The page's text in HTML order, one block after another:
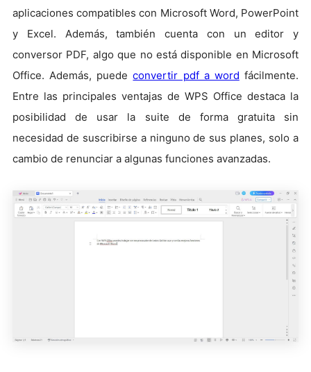
aplicaciones compatibles con Microsoft Word, PowerPoint
y Excel. Además, también cuenta con un editor y
conversor PDF, algo que no está disponible en Microsoft
Office. Además, puedeconvertir pdf a word fácilmente.
Entre las principales ventajas de WPS Office destaca la
posibilidad de usar la suite de forma gratuita sin
necesidad de suscribirse a ninguno de sus planes, solo a
cambio de renunciar a algunas funciones avanzadas.